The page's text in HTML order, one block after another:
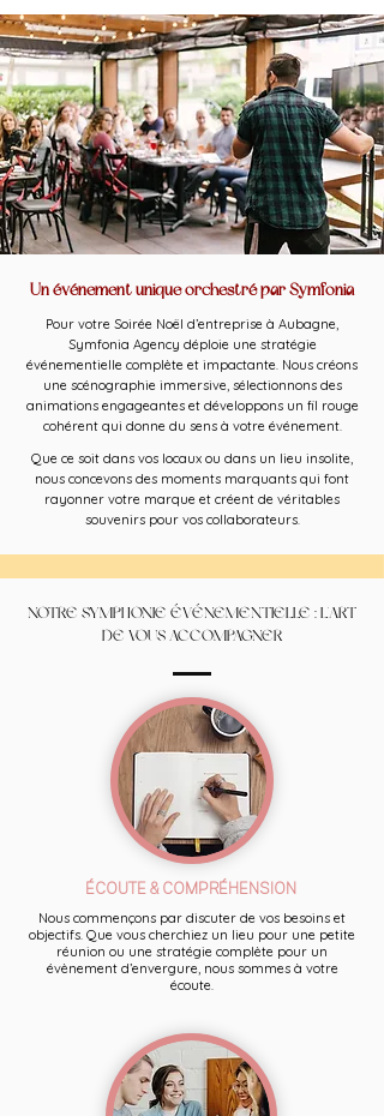
Un événement unique orchestré par Symfonia
Pour votre Soirée Noël d’entreprise à Aubagne,
Symfonia Agency déploie une stratégie
événementielle complète et impactante. Nous créons
une scénographie immersive, sélectionnons des
animations engageantes et développons un fil rouge
cohérent qui donne du sens à votre événement.
Que ce soit dans vos locaux ou dans un lieu insolite,
nous concevons des moments marquants qui font
rayonner votre marque et créent de véritables
souvenirs pour vos collaborateurs.
NOTRE SYMPHONIE ÉVÉNEMENTIELLE : L'ART
DE VOUS ACCOMPAGNER
ÉCOUTE & COMPRÉHENSION
Nous commençons par discuter de vos besoins et
objectifs. Que vous cherchiez un lieu pour une petite
réunion ou une stratégie complète pour un
évènement d’envergure, nous sommes à votre
écoute.